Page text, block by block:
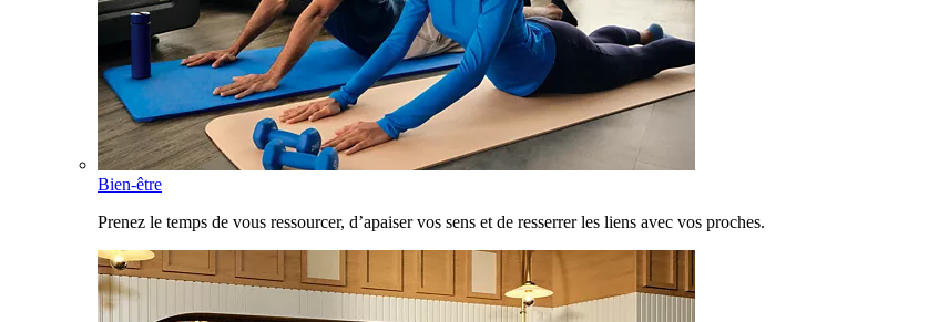
Bien-être
Prenez le temps de vous ressourcer, d’apaiser vos sens et de resserrer les liens avec vos proches.